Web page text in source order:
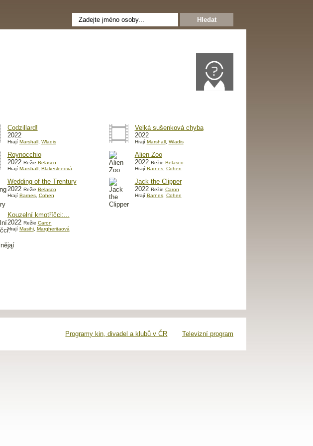
Codzillard!
2022
Hrají Marshall, Wladis
Velká sušenková chyba
2022
Hrají Marshall, Wladis
Roynocchio
2022 Režie Belasco
Hrají Marshall, Blakesleeová
Alien Zoo
2022 Režie Belasco
Hrají Barnes, Cohen
Wedding of the Trentury
2022 Režie Belasco
Hrají Barnes, Cohen
Jack the Clipper
2022 Režie Caron
Hrají Barnes, Cohen
Kouzelní kmotříčci:...
2022 Režie Caron
Hrají Masihi, Margheritaová
Programy kin, divadel a klubů v ČR Televizní program